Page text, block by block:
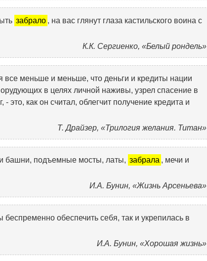
забрало , на вас глянут глаза кастильского воина с
К.К. Сергиенко, «Белый рондель»
все меньше и меньше, что деньги и кредиты нации
в целях личной наживы, узрел спасение в
как он считал, облегчит получение кредита и
Т. Драйзер, «Трилогия желания. Титан»
башни, подъемные мосты, латы, забрала , мечи и
И.А. Бунин, «Жизнь Арсеньева»
беспременно обеспечить себя, так и укрепилась в
И.А. Бунин, «Хорошая жизнь»